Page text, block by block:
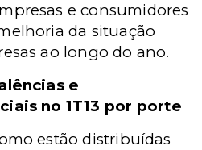
e consumidores
da situação
ao longo do ano.
e
no 1T13 por porte
estão distribuídas